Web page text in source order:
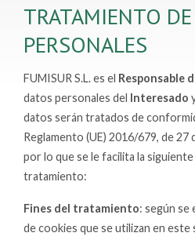
TRATAMIENTO
PERSONALES
FUMISUR S.L. es el Responsable
datos personales del Interesado
datos serán tratados de
Reglamento (UE) 2016/679, de 27
por lo que se le facilita la
tratamiento:
Fines del tratamiento: según se
de cookies que se utilizan en este